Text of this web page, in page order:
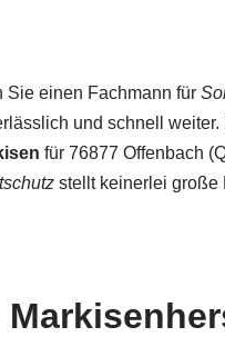
Sie einen Fachmann für
und schnell
für 76877 Offenbach
stellt keinerlei große